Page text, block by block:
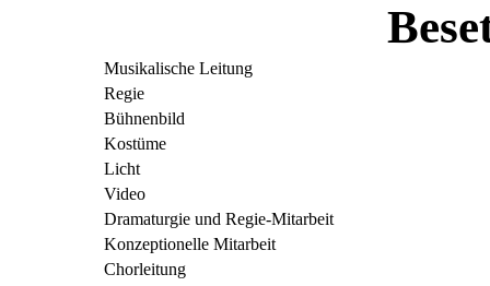
Musikalische Leitung
Regie
Bühnenbild
Kostüme
Licht
Video
Dramaturgie und Regie-Mitarbeit
Konzeptionelle Mitarbeit
Chorleitung